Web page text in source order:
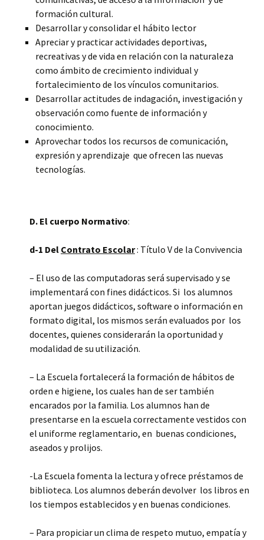
formación cultural.
Desarrollar y consolidar el hábito lector
Apreciar y practicar actividades deportivas,
recreativas y de vida en relación con la naturaleza
como ámbito de crecimiento individual y
fortalecimiento de los vínculos comunitarios.
Desarrollar actitudes de indagación, investigación y
observación como fuente de información y
conocimiento.
Aprovechar todos los recursos de comunicación,
expresión y aprendizaje que ofrecen las nuevas
tecnologías.
D. El cuerpo Normativo:
d-1 Del Contrato Escolar: Título V de la Convivencia
– El uso de las computadoras será supervisado y se
implementará con fines didácticos. Si los alumnos
aportan juegos didácticos, software o información en
formato digital, los mismos serán evaluados por los
docentes, quienes considerarán la oportunidad y
modalidad de su utilización.
– La Escuela fortalecerá la formación de hábitos de
orden e higiene, los cuales han de ser también
encarados por la familia. Los alumnos han de
presentarse en la escuela correctamente vestidos con
el uniforme reglamentario, en buenas condiciones,
aseados y prolijos.
-La Escuela fomenta la lectura y ofrece préstamos de
biblioteca. Los alumnos deberán devolver los libros en
los tiempos establecidos y en buenas condiciones.
– Para propiciar un clima de respeto mutuo, empatía y